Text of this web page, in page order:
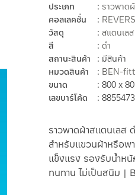
ราวพาดผ้าสแตนเลส
สำหรับแขวนผ้าหรือพ
แข็งแรง รองรับน้ำห
ทนทาน ไม่เป็นสนิม |
ประเภท
ราวพาด
คอลเลคชั่น
วัสดุ
สแตนเลส
สี
ดำ
สถานะสินค้า
มีสินค้า
หมวดสินค้า
BEN-
ขนาด
800 x
เลขบาร์โค้ด